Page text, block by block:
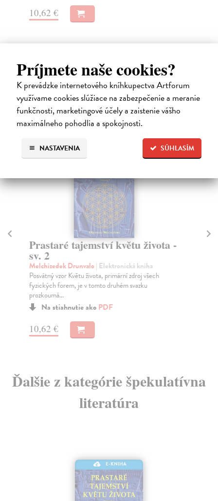
Príjmete naše cookies?
K prevádzke internetového kníhkupectva Artforum
využívame cookies slúžiace na zabezpečenie a meranie
funkčnosti, marketingové účely a zaistenie vášho
maximálneho pohodlia a spokojnosti.
SÚHLASÍM
NASTAVENIA
10,62 €
High-contrast mode
Čitatelia s podobným vkusom si
kúpili aj:
Prastaré tajemství květu života -
sv. 2
Melchizedek Drunvalo| Elektronická kniha
Posvátný vzor Květu života, primární zdroj všech
fyzických forem, je v tomto druhém svazku
prozkoumá...
Na stiahnutie ako PDF
10,62 €
Ďalšie z kategórie špekulatívna
literatúra
E-KNIHA